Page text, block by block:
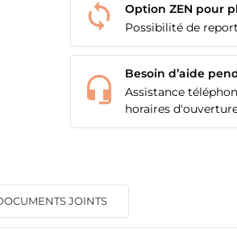
Option ZEN pour
Possibilité de
Besoin d’aide
Assistance
horaires
JOINTS